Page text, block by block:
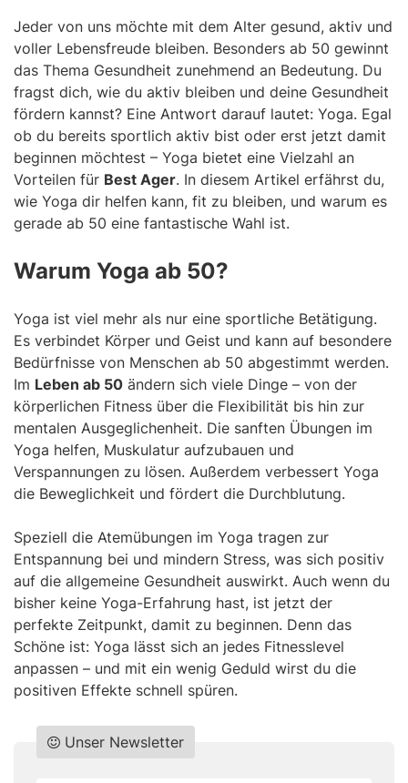
Jeder von uns möchte mit dem Alter gesund, aktiv und
voller Lebensfreude bleiben. Besonders ab 50 gewinnt
das Thema Gesundheit zunehmend an Bedeutung. Du
fragst dich, wie du aktiv bleiben und deine Gesundheit
fördern kannst? Eine Antwort darauf lautet: Yoga. Egal
ob du bereits sportlich aktiv bist oder erst jetzt damit
beginnen möchtest – Yoga bietet eine Vielzahl an
Vorteilen für Best Ager. In diesem Artikel erfährst du,
wie Yoga dir helfen kann, fit zu bleiben, und warum es
gerade ab 50 eine fantastische Wahl ist.
Warum Yoga ab 50?
Yoga ist viel mehr als nur eine sportliche Betätigung.
Es verbindet Körper und Geist und kann auf besondere
Bedürfnisse von Menschen ab 50 abgestimmt werden.
Im Leben ab 50 ändern sich viele Dinge – von der
körperlichen Fitness über die Flexibilität bis hin zur
mentalen Ausgeglichenheit. Die sanften Übungen im
Yoga helfen, Muskulatur aufzubauen und
Verspannungen zu lösen. Außerdem verbessert Yoga
die Beweglichkeit und fördert die Durchblutung.
Speziell die Atemübungen im Yoga tragen zur
Entspannung bei und mindern Stress, was sich positiv
auf die allgemeine Gesundheit auswirkt. Auch wenn du
bisher keine Yoga-Erfahrung hast, ist jetzt der
perfekte Zeitpunkt, damit zu beginnen. Denn das
Schöne ist: Yoga lässt sich an jedes Fitnesslevel
anpassen – und mit ein wenig Geduld wirst du die
positiven Effekte schnell spüren.
Unser Newsletter